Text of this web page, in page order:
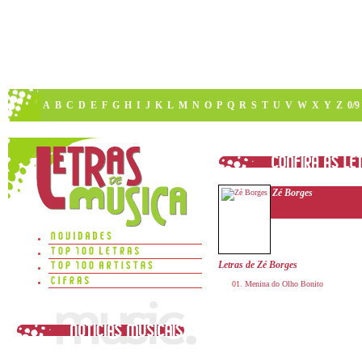
A B C D E F G H I J K L M N O P Q R S T U V W X Y Z 0/9
Zé Borges
Letras de Zé Borges
Menina do Olho Bonito